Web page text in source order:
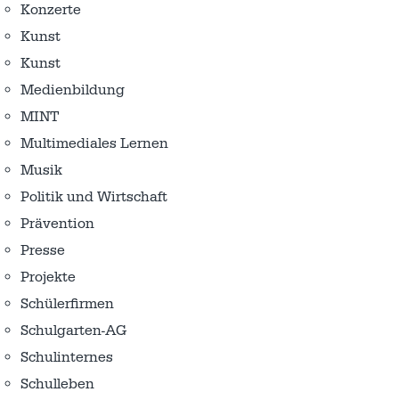
Konzerte
Kunst
Kunst
Medienbildung
MINT
Multimediales Lernen
Musik
Politik und Wirtschaft
Prävention
Presse
Projekte
Schülerfirmen
Schulgarten-AG
Schulinternes
Schulleben